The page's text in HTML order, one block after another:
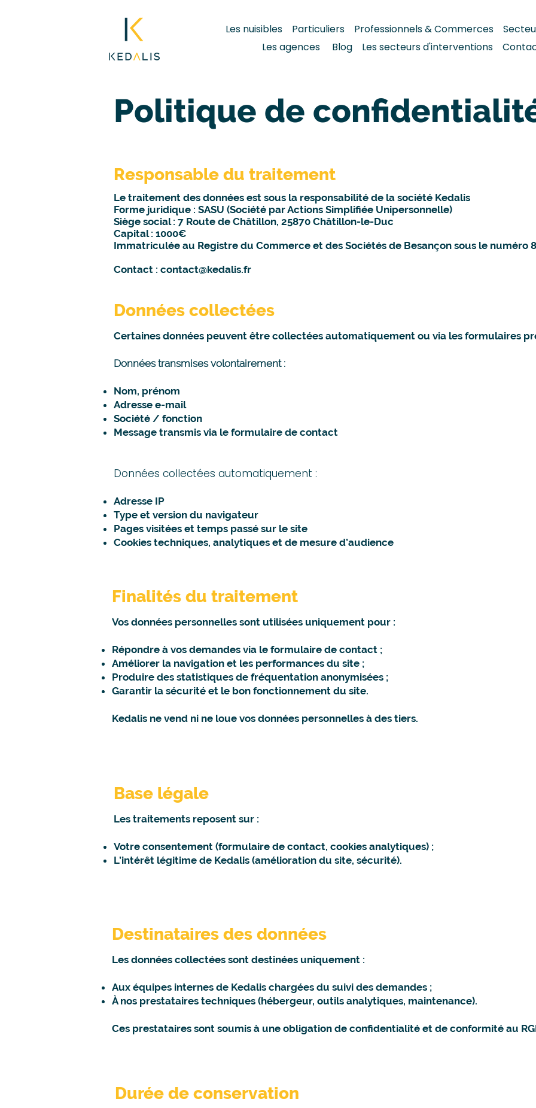
Les nuisibles Particuliers Professionnels & CommercesS
Les agences
Blog Les secteurs d'interventions
Politique de
Responsable du traitement
Le traitement des données est sous la responsabilité de la société Kedalis
Forme juridique : SASU (Société par Actions Simplifiée Unipersonnelle)
Siège social : 7 Route de Châtillon, 25870 Châtillon-le-Duc
Capital : 1000€
Immatriculée au Registre du Commerce et des Sociétés de Besançon sous le numéro
Contact : contact@kedalis.fr
Données collectées
Certaines données peuvent être collectées automatiquement ou via les formulaires
Données transmises volontairement :
Nom, prénom
Adresse e-mail
Société / fonction
Message transmis via le formulaire de contact
Données collectées automatiquement :
Adresse IP
Type et version du navigateur
Pages visitées et temps passé sur le site
Cookies techniques, analytiques et de mesure d’audience
Finalités du traitement
Vos données personnelles sont utilisées uniquement pour :
Répondre à vos demandes via le formulaire de contact ;
Améliorer la navigation et les performances du site ;
Produire des statistiques de fréquentation anonymisées ;
Garantir la sécurité et le bon fonctionnement du site.
Kedalis ne vend ni ne loue vos données personnelles à des tiers.
Base légale
Les traitements reposent sur :
Votre consentement (formulaire de contact, cookies analytiques) ;
L’intérêt légitime de Kedalis (amélioration du site, sécurité).
Destinataires des données
Les données collectées sont destinées uniquement :
Aux équipes internes de Kedalis chargées du suivi des demandes ;
À nos prestataires techniques (hébergeur, outils analytiques, maintenance).
Ces prestataires sont soumis à une obligation de confidentialité et de conformité au
Durée de conservation